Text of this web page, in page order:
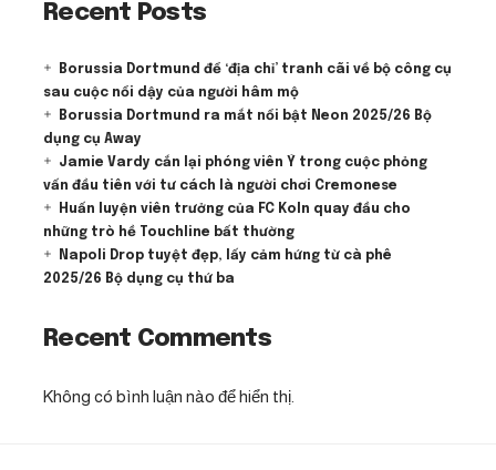
Recent Posts
Borussia Dortmund để ‘địa chỉ’ tranh cãi về bộ công cụ
sau cuộc nổi dậy của người hâm mộ
Borussia Dortmund ra mắt nổi bật Neon 2025/26 Bộ
dụng cụ Away
Jamie Vardy cắn lại phóng viên Ý trong cuộc phỏng
vấn đầu tiên với tư cách là người chơi Cremonese
Huấn luyện viên trưởng của FC Koln quay đầu cho
những trò hề Touchline bất thường
Napoli Drop tuyệt đẹp, lấy cảm hứng từ cà phê
2025/26 Bộ dụng cụ thứ ba
Recent Comments
Không có bình luận nào để hiển thị.